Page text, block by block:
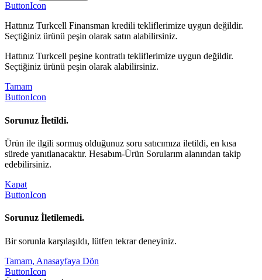
ButtonIcon
Hattınız Turkcell Finansman kredili tekliflerimize uygun değildir.
Seçtiğiniz ürünü peşin olarak satın alabilirsiniz.
Hattınız Turkcell peşine kontratlı tekliflerimize uygun değildir.
Seçtiğiniz ürünü peşin olarak alabilirsiniz.
Tamam
ButtonIcon
Sorunuz İletildi.
Ürün ile ilgili sormuş olduğunuz soru satıcımıza iletildi, en kısa
sürede yanıtlanacaktır. Hesabım-Ürün Sorularım alanından takip
edebilirsiniz.
Kapat
ButtonIcon
Sorunuz İletilemedi.
Bir sorunla karşılaşıldı, lütfen tekrar deneyiniz.
Tamam, Anasayfaya Dön
ButtonIcon